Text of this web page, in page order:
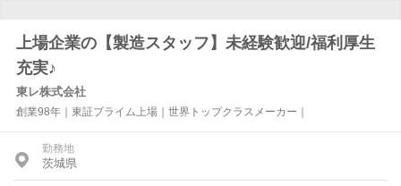
上場企業の【製造スタッフ】未経験歓迎/福利厚生
充実♪
東レ株式会社
創業98年｜東証プライム上場｜世界トップクラスメーカー｜
勤務地
茨城県